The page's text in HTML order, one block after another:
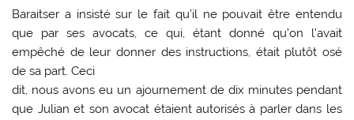
Baraitser a insisté sur le fait qu’il ne pouvait être entendu
que par ses avocats, ce qui, étant donné qu’on l’avait
empêché de leur donner des instructions, était plutôt osé
de sa part. Ceci
dit, nous avons eu un ajournement de dix minutes pendant
que Julian et son avocat étaient autorisés à parler dans les